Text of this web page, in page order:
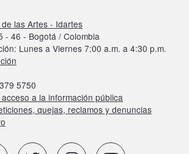
las Artes - Idartes
- 46 - Bogotá / Colombia
Lunes a Viernes 7:00 a.m. a 4:30 p.m.
5750
a la información pública
quejas, reclamos y denuncias